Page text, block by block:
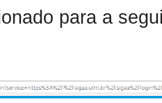
para a